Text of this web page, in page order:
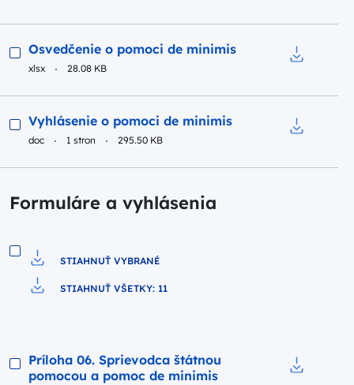
Podgląd
Osvedčenie o pomoci de minimis
xlsx 28.08 KB
Podgląd
Vyhlásenie o pomoci de minimis
doc 1 stron 295.50 KB
Formuláre a vyhlásenia
Pobierz do pliku
STIAHNUŤ VYBRANÉ
STIAHNUŤ VŠETKY: 11
Podgląd
Príloha 06. Sprievodca štátnou
pomocou a pomoc de minimis